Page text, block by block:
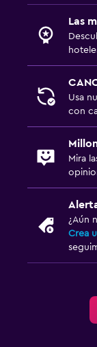
Las
Usa
con
Mira
¿Aún
Crea